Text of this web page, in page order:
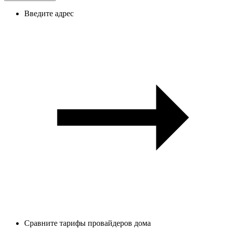
Введите адрес
Сравните тарифы провайдеров дома